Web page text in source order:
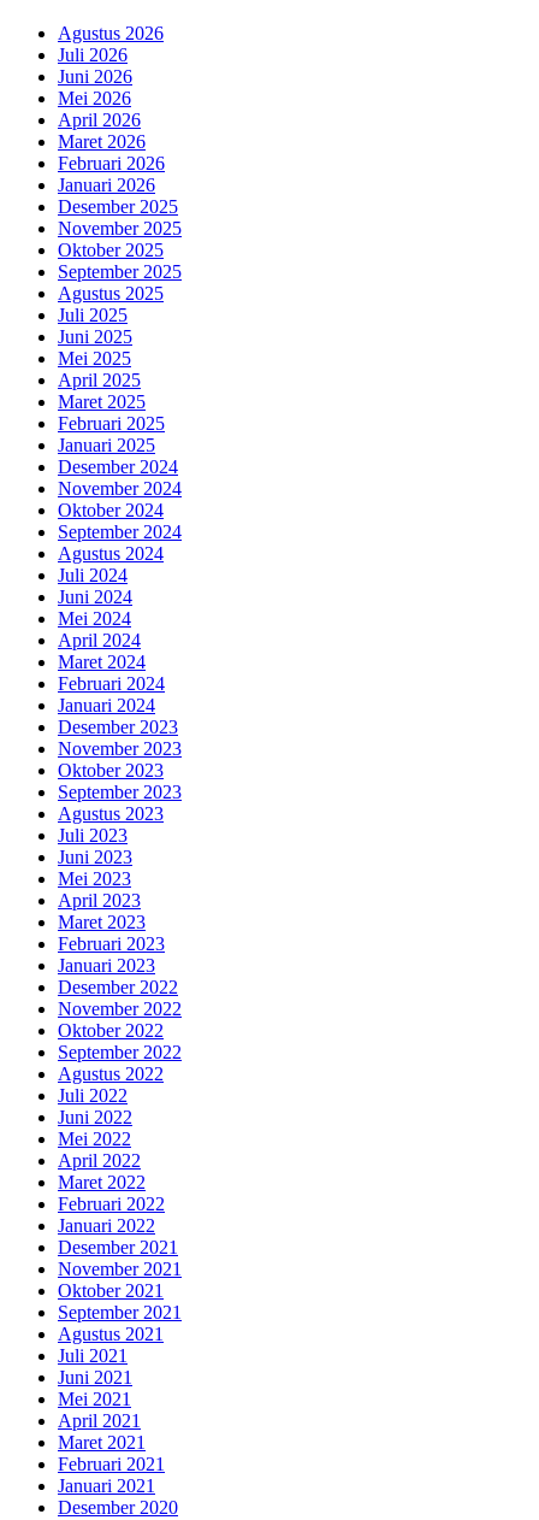
Agustus 2026
Juli 2026
Juni 2026
Mei 2026
April 2026
Maret 2026
Februari 2026
Januari 2026
Desember 2025
November 2025
Oktober 2025
September 2025
Agustus 2025
Juli 2025
Juni 2025
Mei 2025
April 2025
Maret 2025
Februari 2025
Januari 2025
Desember 2024
November 2024
Oktober 2024
September 2024
Agustus 2024
Juli 2024
Juni 2024
Mei 2024
April 2024
Maret 2024
Februari 2024
Januari 2024
Desember 2023
November 2023
Oktober 2023
September 2023
Agustus 2023
Juli 2023
Juni 2023
Mei 2023
April 2023
Maret 2023
Februari 2023
Januari 2023
Desember 2022
November 2022
Oktober 2022
September 2022
Agustus 2022
Juli 2022
Juni 2022
Mei 2022
April 2022
Maret 2022
Februari 2022
Januari 2022
Desember 2021
November 2021
Oktober 2021
September 2021
Agustus 2021
Juli 2021
Juni 2021
Mei 2021
April 2021
Maret 2021
Februari 2021
Januari 2021
Desember 2020